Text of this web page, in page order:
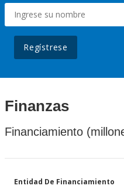
Regístrese
Finanzas
Financiamiento
Entidad De Financiamiento